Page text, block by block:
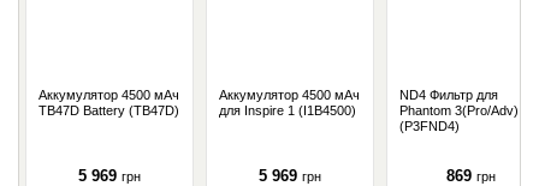
Аккумулятор 4500 мАч
TB47D Battery (TB47D)
5 969 грн
Аккумулятор 4500 мАч
для Inspire 1 (I1B4500)
5 969 грн
ND4 Фильтр для
Phantom 3(Pro/Adv)
(P3FND4)
869 грн